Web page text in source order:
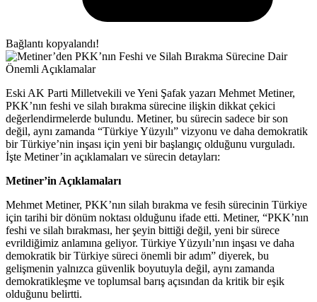
Bağlantı kopyalandı!
Eski AK Parti Milletvekili ve Yeni Şafak yazarı Mehmet Metiner,
PKK’nın feshi ve silah bırakma sürecine ilişkin dikkat çekici
değerlendirmelerde bulundu. Metiner, bu sürecin sadece bir son
değil, aynı zamanda “Türkiye Yüzyılı” vizyonu ve daha demokratik
bir Türkiye’nin inşası için yeni bir başlangıç olduğunu vurguladı.
İşte Metiner’in açıklamaları ve sürecin detayları:
Metiner’in Açıklamaları
Mehmet Metiner, PKK’nın silah bırakma ve fesih sürecinin Türkiye
için tarihi bir dönüm noktası olduğunu ifade etti. Metiner, “PKK’nın
feshi ve silah bırakması, her şeyin bittiği değil, yeni bir sürece
evrildiğimiz anlamına geliyor. Türkiye Yüzyılı’nın inşası ve daha
demokratik bir Türkiye süreci önemli bir adım” diyerek, bu
gelişmenin yalnızca güvenlik boyutuyla değil, aynı zamanda
demokratikleşme ve toplumsal barış açısından da kritik bir eşik
olduğunu belirtti.